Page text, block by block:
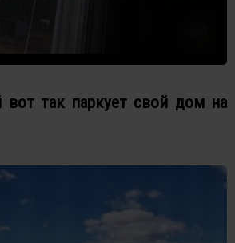
вот так паркует свой дом на